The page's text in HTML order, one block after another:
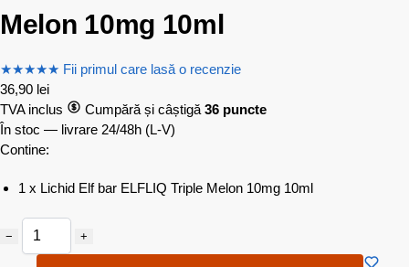
Melon 10mg 10ml
★★★★★ Fii primul care lasă o recenzie
36,90 lei
TVA inclus
Cumpără și câștigă 36 puncte
În stoc — livrare 24/48h (L-V)
Contine:
1 x Lichid Elf bar ELFLIQ Triple Melon 10mg 10ml
− +